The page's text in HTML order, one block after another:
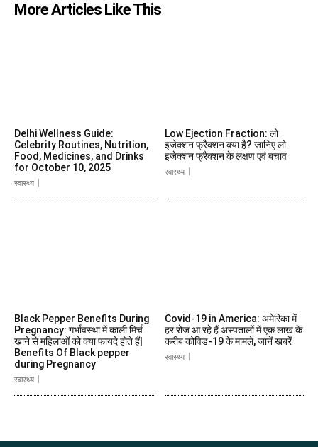
More Articles Like This
Delhi Wellness Guide:
Celebrity Routines, Nutrition,
Food, Medicines, and Drinks
for October 10, 2025
स्वास्थ्य
Low Ejection Fraction: लो
इजेक्शन फ्रैक्शन क्या है? जानिए लो
इजेक्शन फ्रैक्शन के लक्षण एवं बचाव
स्वास्थ्य
Black Pepper Benefits During
Pregnancy: गर्भावस्था में काली मिर्च
खाने से महिलाओं को क्या फायदे होते हैं|
Benefits Of Black pepper
during Pregnancy
स्वास्थ्य
Covid-19 in America: अमेरिका में
हर रोज आ रहे हैं अस्पतालों में एक लाख के
करीब कोविड-19 के मामले, जानें खबरें
स्वास्थ्य